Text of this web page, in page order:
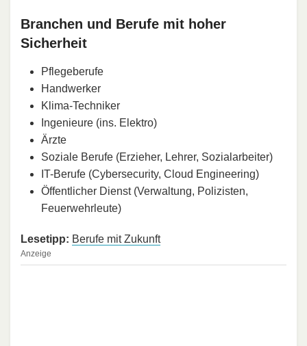
Branchen und Berufe mit hoher
Sicherheit
Pflegeberufe
Handwerker
Klima-Techniker
Ingenieure (ins. Elektro)
Ärzte
Soziale Berufe (Erzieher, Lehrer, Sozialarbeiter)
IT-Berufe (Cybersecurity, Cloud Engineering)
Öffentlicher Dienst (Verwaltung, Polizisten,
Feuerwehrleute)
Lesetipp: Berufe mit Zukunft
Anzeige